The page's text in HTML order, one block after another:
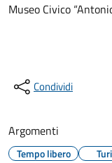
Museo Civico
Condividi
Argomenti
Tempo libero